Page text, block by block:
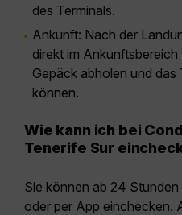
des Terminals.
Ankunft: Nach der
direkt im
Gepäck abholen und das
können.
Wie kann ich bei
Tenerife Sur
Sie können ab 24
oder per App einchecken.